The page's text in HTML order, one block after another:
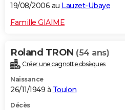
19/08/2006 au Lauzet-Ubaye
Famille GIAIME
Roland TRON (54 ans)
Créer une cagnotte obsèques
Naissance
26/11/1949 à Toulon
Décès